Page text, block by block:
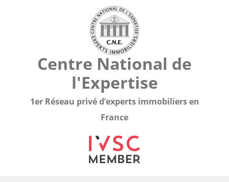
Centre National de
l'Expertise
1er Réseau privé d’experts immobiliers en
France